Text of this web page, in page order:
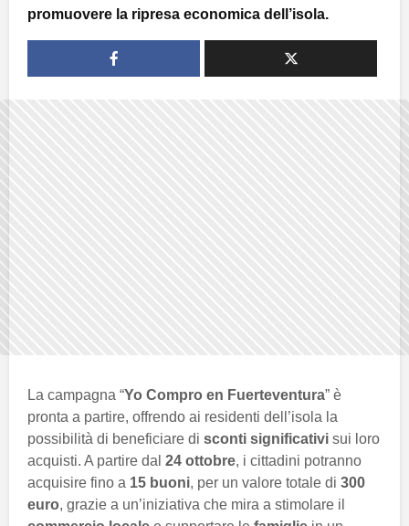
promuovere la ripresa economica dell’isola.
La campagna “Yo Compro en Fuerteventura” è
pronta a partire, offrendo ai residenti dell’isola la
possibilità di beneficiare di sconti significativi sui loro
acquisti. A partire dal 24 ottobre, i cittadini potranno
acquisire fino a 15 buoni, per un valore totale di 300
euro, grazie a un’iniziativa che mira a stimolare il